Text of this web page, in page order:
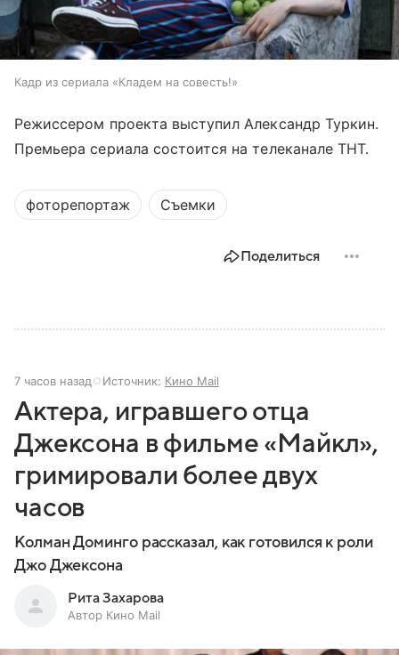
Кадр из сериала «Кладем на совесть!»
Режиссером проекта выступил Александр Туркин.
Премьера сериала состоится на телеканале ТНТ.
фоторепортаж Съемки
Поделиться
7 часов назад Источник: Кино Mail
Актера, игравшего отца
Джексона в фильме «Майкл»,
гримировали более двух
часов
Колман Доминго рассказал, как готовился к роли
Джо Джексона
Рита Захарова
Автор Кино Mail